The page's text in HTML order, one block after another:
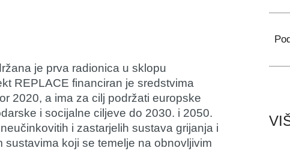
je prva radionica u sklopu
REPLACE financiran je sredstvima
2020, a ima za cilj podržati europske
i socijalne ciljeve do 2030. i 2050.
i zastarjelih sustava grijanja i
koji se temelje na obnovljivim